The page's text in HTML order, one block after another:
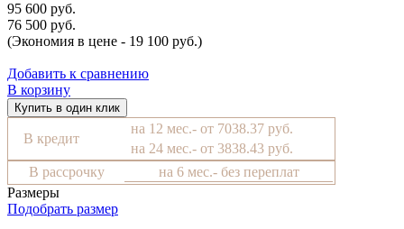
95 600 руб.
76 500 руб.
(Экономия в цене - 19 100 руб.)
Добавить к сравнению
В корзину
Купить в один клик
В кредит
на 12 мес.- от 7038.37 руб.
на 24 мес.- от 3838.43 руб.
В рассрочку
на 6 мес.- без переплат
Размеры
Подобрать размер